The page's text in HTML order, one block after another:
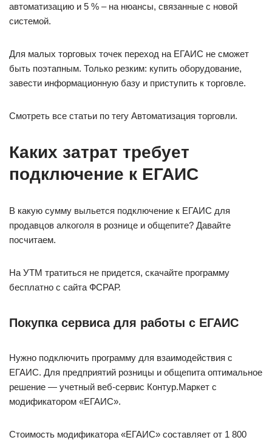
автоматизацию и 5 % – на нюансы, связанные с новой
системой.
Для малых торговых точек переход на ЕГАИС не сможет
быть поэтапным. Только резким: купить оборудование,
завести информационную базу и приступить к торговле.
Смотреть все статьи по тегу Автоматизация торговли.
Каких затрат требует
подключение к ЕГАИС
В какую сумму выльется подключение к ЕГАИС для
продавцов алкоголя в рознице и общепите? Давайте
посчитаем.
На УТМ тратиться не придется, скачайте программу
бесплатно с сайта ФСРАР.
Покупка сервиса для работы с ЕГАИС
Нужно подключить программу для взаимодействия с
ЕГАИС. Для предприятий розницы и общепита оптимальное
решение — учетный веб-сервис Контур.Маркет с
модификатором «ЕГАИС».
Стоимость модификатора «ЕГАИС» составляет от 1 800